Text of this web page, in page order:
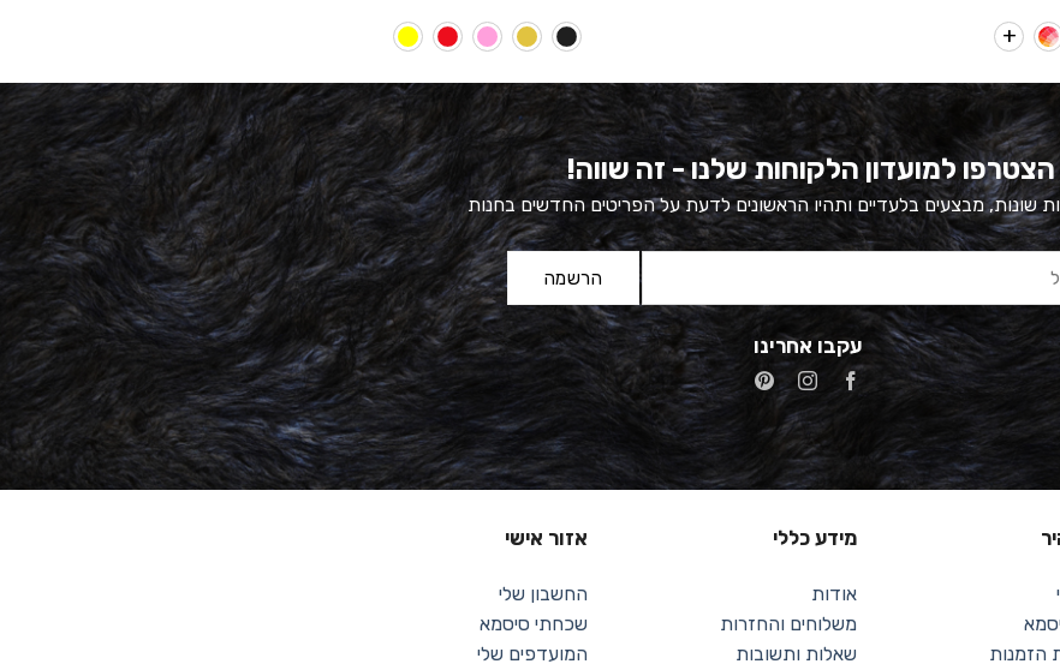
עד
⁦150.00 ₪⁩
הצטרפו למועדון הלקוחות שלנו - זה שווה!
שונות, מבצעים בלעדיים ותהיו הראשונים לדעת על הפריטים החדשים בחנות
עקבו אחרינו
הזמנות
מידע כללי
אודות
משלוחים והחזרות
שאלות ותשובות
אזור אישי
החשבון שלי
שכחתי סיסמא
המועדפים שלי